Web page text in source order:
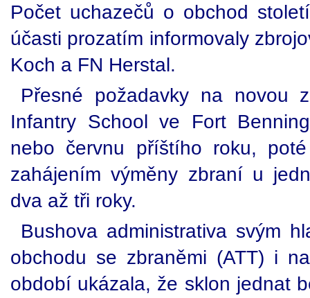
Počet uchazečů o obchod
účasti prozatím informovaly
Koch a FN Herstal.
Přesné požadavky na novou
Infantry School ve Fort
nebo červnu příštího roku,
zahájením výměny zbraní u
dva až tři roky.
Bushova administrativa svým
obchodu se zbraněmi (ATT) i
období ukázala, že sklon jednat